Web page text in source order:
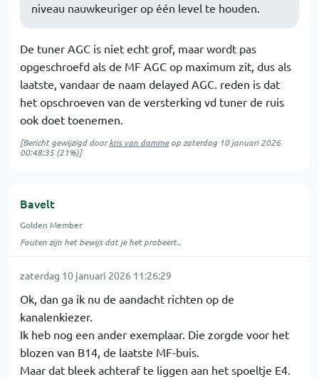
niveau nauwkeuriger op één level te houden.
De tuner AGC is niet echt grof, maar wordt pas
opgeschroefd als de MF AGC op maximum zit, dus als
laatste, vandaar de naam delayed AGC. reden is dat
het opschroeven van de versterking vd tuner de ruis
ook doet toenemen.
[Bericht gewijzigd doorkris van dammeop zaterdag 10 januari 2026
00:48:35(21%)]
Bavelt
Golden Member
Fouten zijn het bewijs dat je het probeert..
zaterdag 10 januari 2026 11:26:29
Ok, dan ga ik nu de aandacht richten op de
kanalenkiezer.
Ik heb nog een ander exemplaar. Die zorgde voor het
blozen van B14, de laatste MF-buis.
Maar dat bleek achteraf te liggen aan het spoeltje E4.